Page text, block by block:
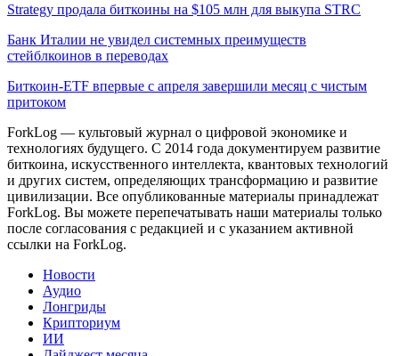
Strategy продала биткоины на $105 млн для выкупа STRC
Банк Италии не увидел системных преимуществ
стейблкоинов в переводах
Биткоин-ETF впервые с апреля завершили месяц с чистым
притоком
ForkLog — культовый журнал о цифровой экономике и
технологиях будущего. С 2014 года документируем развитие
биткоина, искусственного интеллекта, квантовых технологий
и других систем, определяющих трансформацию и развитие
цивилизации. Все опубликованные материалы принадлежат
ForkLog. Вы можете перепечатывать наши материалы только
после согласования с редакцией и с указанием активной
ссылки на ForkLog.
Новости
Аудио
Лонгриды
Крипториум
ИИ